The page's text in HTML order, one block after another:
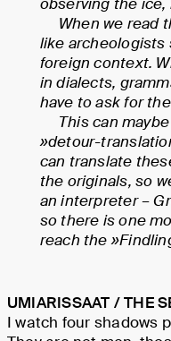
When we read
like archeologists
foreign context.
in dialects,
have to ask for
This can
»detour-
can translate
the originals, so
an interpreter –
so there is one
reach the
UMIARISSAAT / THE
I watch four shadows